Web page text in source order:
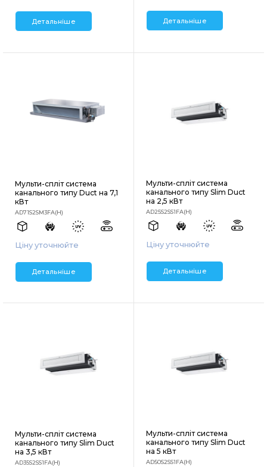
Детальніше Детальніше
Мульти-спліт система
канального типу Duct на 7,1
кВт
AD71S2SM3FA(H)
Ціну уточнюйте
Детальніше
Мульти-спліт система
канального типу Slim Duct
на 2,5 кВт
AD25S2SS1FA(H)
Ціну уточнюйте
Детальніше
Мульти-спліт система
канального типу Slim Duct
на 3,5 кВт
AD35S2SS1FA(H)
Мульти-спліт система
канального типу Slim Duct
на 5 кВт
AD50S2SS1FA(H)